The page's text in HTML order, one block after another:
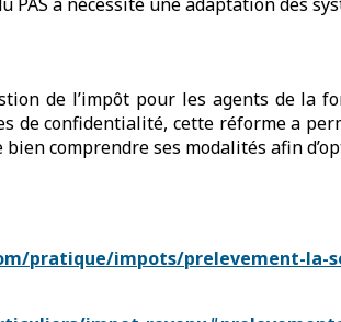
de l’impôt pour les agents de
de confidentialité, cette réforme a
comprendre ses modalités afin
pratique/impots/prelevement-la-